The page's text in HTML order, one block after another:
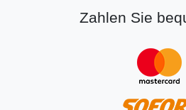
Zahlen Sie